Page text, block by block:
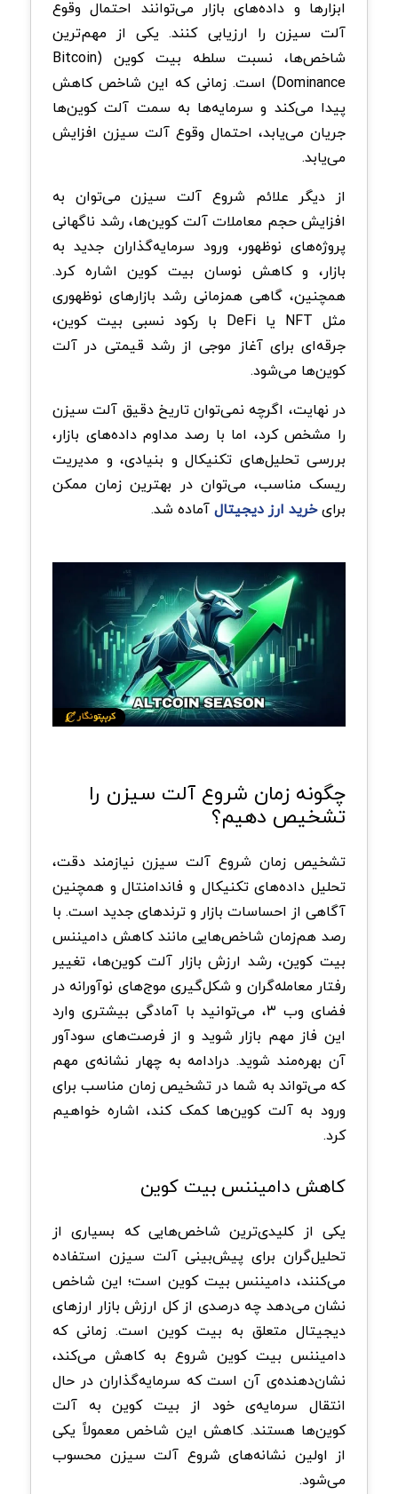
ابزارها و داده‌های بازار می‌توانند احتمال وقوع
آلت سیزن را ارزیابی کنند. یکی از مهم‌ترین
شاخص‌ها، نسبت سلطه بیت‌ کوین (Bitcoin
Dominance) است. زمانی که این شاخص کاهش
پیدا می‌کند و سرمایه‌ها به سمت آلت‌ کوین‌ها
جریان می‌یابد، احتمال وقوع آلت سیزن افزایش
می‌یابد.
از دیگر علائم شروع آلت سیزن می‌توان به
افزایش حجم معاملات آلت‌ کوین‌ها، رشد ناگهانی
پروژه‌های نوظهور، ورود سرمایه‌گذاران جدید به
بازار، و کاهش نوسان بیت‌ کوین اشاره کرد.
همچنین، گاهی همزمانی رشد بازارهای نوظهوری
مثل NFT یا DeFi با رکود نسبی بیت‌ کوین،
جرقه‌ای برای آغاز موجی از رشد قیمتی در آلت‌
کوین‌ها می‌شود.
در نهایت، اگرچه نمی‌توان تاریخ دقیق آلت سیزن
را مشخص کرد، اما با رصد مداوم داده‌های بازار،
بررسی تحلیل‌های تکنیکال و بنیادی، و مدیریت
ریسک مناسب، می‌توان در بهترین زمان ممکن
برایخرید ارز دیجیتالآماده شد.
چگونه زمان شروع آلت سیزن را
تشخیص دهیم؟
تشخیص زمان شروع آلت سیزن نیازمند دقت،
تحلیل داده‌های تکنیکال و فاندامنتال و همچنین
آگاهی از احساسات بازار و ترندهای جدید است. با
رصد هم‌زمان شاخص‌هایی مانند کاهش دامیننس
بیت‌ کوین، رشد ارزش بازار آلت‌ کوین‌ها، تغییر
رفتار معامله‌گران و شکل‌گیری موج‌های نوآورانه در
فضای وب ۳، می‌توانید با آمادگی بیشتری وارد
این فاز مهم بازار شوید و از فرصت‌های سودآور
آن بهره‌مند شوید. درادامه به چهار نشانه‌ی مهم
که می‌تواند به شما در تشخیص زمان مناسب برای
ورود به آلت‌ کوین‌ها کمک کند، اشاره خواهیم
کرد.
کاهش دامیننس بیت ‌کوین
یکی از کلیدی‌ترین شاخص‌هایی که بسیاری از
تحلیل‌گران برای پیش‌بینی آلت سیزن استفاده
می‌کنند، دامیننس بیت‌ کوین است؛ این شاخص
نشان می‌دهد چه درصدی از کل ارزش بازار ارزهای
دیجیتال متعلق به بیت‌ کوین است. زمانی که
دامیننس بیت‌ کوین شروع به کاهش می‌کند،
نشان‌دهنده‌ی آن است که سرمایه‌گذاران در حال
انتقال سرمایه‌ی خود از بیت‌ کوین به آلت‌
کوین‌ها هستند. کاهش این شاخص معمولاً یکی
از اولین نشانه‌های شروع آلت سیزن محسوب
می‌شود.